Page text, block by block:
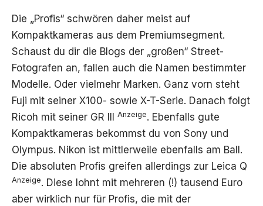
Die „Profis“ schwören daher meist auf
Kompaktkameras aus dem Premiumsegment.
Schaust du dir die Blogs der „großen“ Street-
Fotografen an, fallen auch die Namen bestimmter
Modelle. Oder vielmehr Marken. Ganz vorn steht
Fuji mit seiner X100- sowie X-T-Serie. Danach folgt
Ricoh mit seiner GR III Anzeige. Ebenfalls gute
Kompaktkameras bekommst du von Sony und
Olympus. Nikon ist mittlerweile ebenfalls am Ball.
Die absoluten Profis greifen allerdings zur Leica Q
Anzeige. Diese lohnt mit mehreren (!) tausend Euro
aber wirklich nur für Profis, die mit der